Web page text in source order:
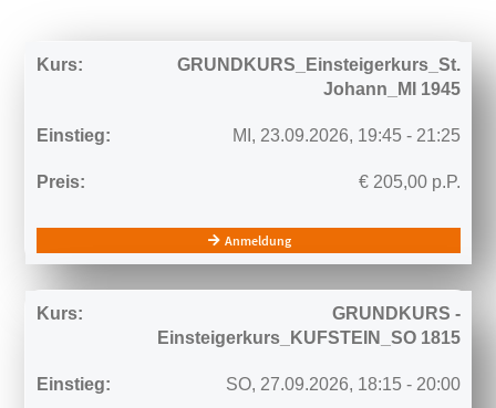
GRUNDKURS_Einsteigerkurs_St.
Johann_MI 1945
MI, 23.09.2026, 19:45 - 21:25
€205,00 p.P.
Anmeldung
GRUNDKURS -
Einsteigerkurs_KUFSTEIN_SO 1815
SO, 27.09.2026, 18:15 - 20:00